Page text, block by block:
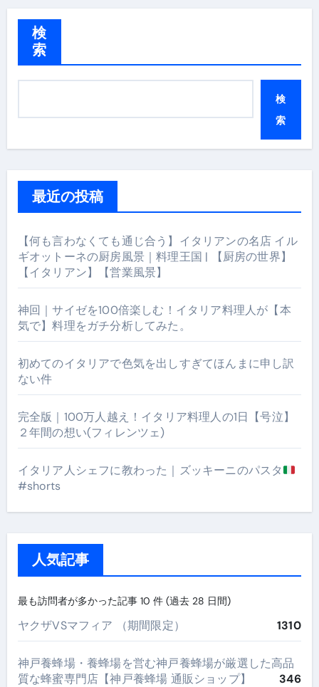
検
索
検
索
最近の投稿
【何も言わなくても通じ合う】イタリアンの名店 イル
ギオットーネの厨房風景｜料理王国 | 【厨房の世界】
【イタリアン】【営業風景】
神回｜サイゼを100倍楽しむ！イタリア料理人が【本
気で】料理をガチ分析してみた。
初めてのイタリアで色気を出しすぎてほんまに申し訳
ない件
完全版｜100万人越え！イタリア料理人の1日【号泣】
２年間の想い(フィレンツェ)
イタリア人シェフに教わった｜ズッキーニのパスタ
#shorts
人気記事
最も訪問者が多かった記事 10 件 (過去 28 日間)
ヤクザVSマフィア （期間限定） 1310
神戸養蜂場・養蜂場を営む神戸養蜂場が厳選した高品
質な蜂蜜専門店【神戸養蜂場 通販ショップ】
346